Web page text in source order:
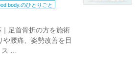
body.のひとりごと
足首骨折の方を施術
や腰痛、姿勢改善を目
…